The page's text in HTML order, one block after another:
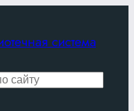
система